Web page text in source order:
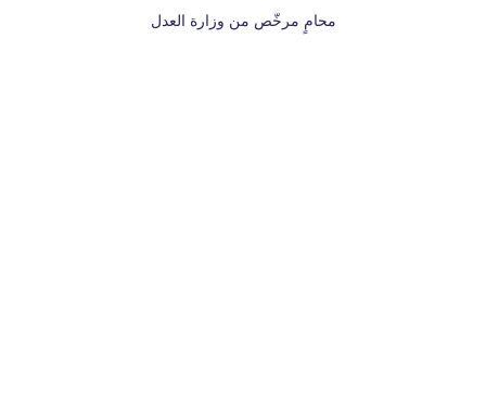
محامٍ مرخّص من وزارة العدل